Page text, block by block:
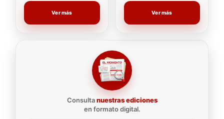
Ver más
Consultanuestras ediciones
en formato digital.
Ver más